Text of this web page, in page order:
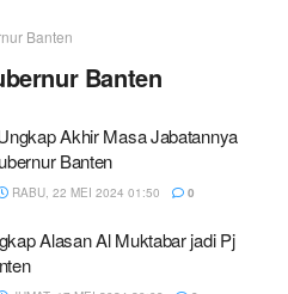
Banten
Banten
Akhir Masa Jabatannya
Banten
RABU, 22 MEI 2024 01:50 0
Alasan Al Muktabar jadi Pj